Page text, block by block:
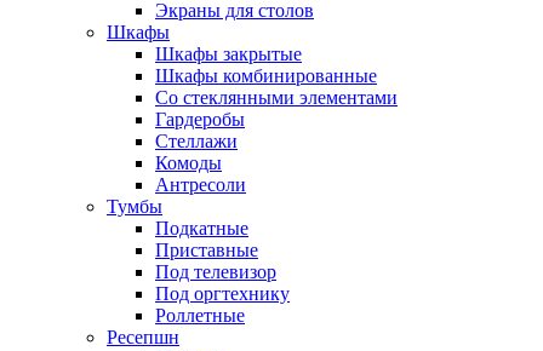
Экраны для столов
Шкафы
Шкафы закрытые
Шкафы комбинированные
Со стеклянными элементами
Гардеробы
Стеллажи
Комоды
Антресоли
Тумбы
Подкатные
Приставные
Под телевизор
Под оргтехнику
Роллетные
Ресепшн